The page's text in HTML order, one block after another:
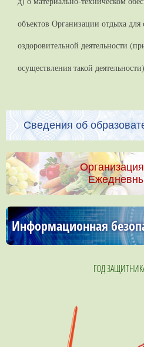
объектов Организации отдыха для
оздоровительной деятельности
осуществления такой деятельности)
Сведения об
Информационная
ГОД